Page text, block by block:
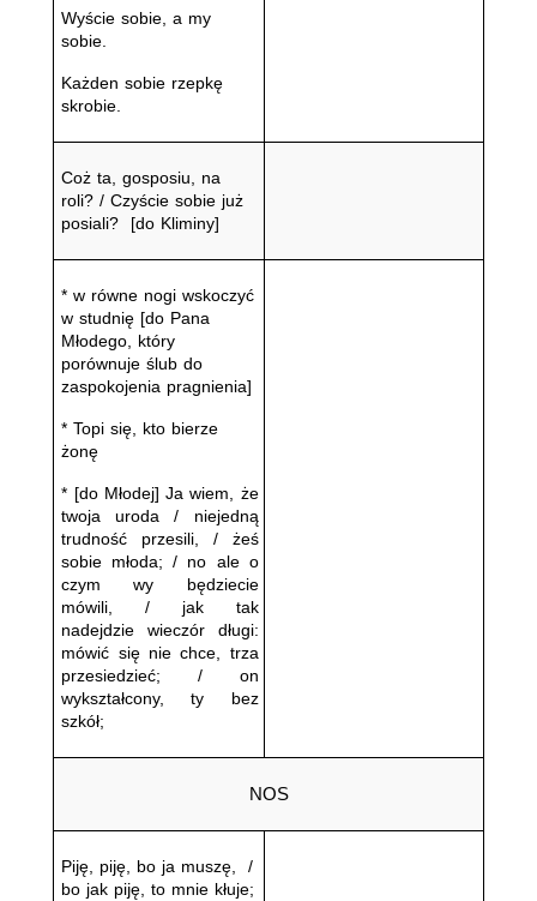
Wyście sobie, a my
sobie.
Każden sobie rzepkę
skrobie.
Coż ta, gosposiu, na
roli? / Czyście sobie już
posiali?  [do Kliminy]
* w równe nogi wskoczyć
w studnię [do Pana
Młodego, który
porównuje ślub do
zaspokojenia pragnienia]
* Topi się, kto bierze
żonę
* [do Młodej] Ja wiem, że
twoja uroda / niejedną
trudność przesili, / żeś
sobie młoda; / no ale o
czym wy będziecie
mówili, / jak tak
nadejdzie wieczór długi:
mówić się nie chce, trza
przesiedzieć; / on
wykształcony, ty bez
szkół;
NOS
Pĳę, pĳę, bo ja muszę,  /
bo jak pĳę, to mnie kłuje;